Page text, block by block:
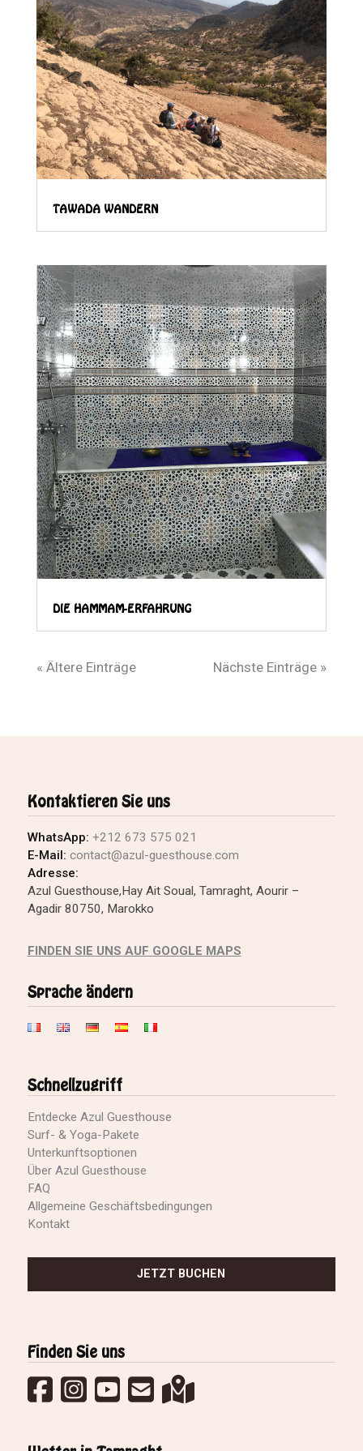
TAWADA WANDERN
DIE HAMMAM-ERFAHRUNG
« Ältere Einträge Nächste Einträge »
Kontaktieren Sie uns
WhatsApp: +212 673 575 021
E-Mail: contact@azul-guesthouse.com
Adresse:
Azul Guesthouse,Hay Ait Soual, Tamraght, Aourir –
Agadir 80750, Marokko
FINDEN SIE UNS AUF GOOGLE MAPS
Sprache ändern
Schnellzugriff
Entdecke Azul Guesthouse
Surf- & Yoga-Pakete
Unterkunftsoptionen
Über Azul Guesthouse
FAQ
Allgemeine Geschäftsbedingungen
Kontakt
JETZT BUCHEN
Finden Sie uns